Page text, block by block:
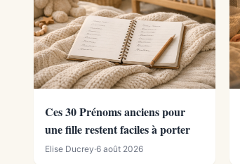
Ces 30 Prénoms anciens pour
une fille restent faciles à porter
Elise Ducrey·6 août 2026